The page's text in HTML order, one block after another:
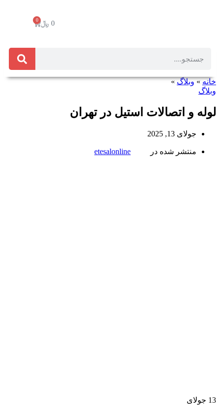
0 ﷼ 0
خانه»وبلاگ»
وبلاگ
لوله و اتصالات استیل در تهران
جولای 13, 2025
منتشر شده در etesalonline
13 جولای